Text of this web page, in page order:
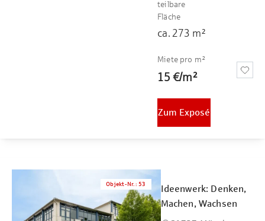
teilbare
Fläche
ca. 273 m²
Miete pro m²
15 €/m²
Zum Exposé
Objekt-Nr. : 53
Ideenwerk: Denken,
Machen, Wachsen